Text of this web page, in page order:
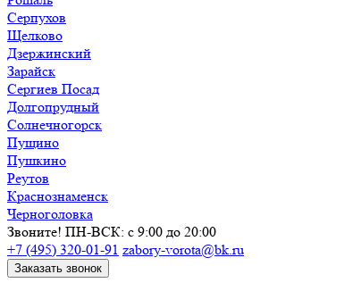
Серпухов
Щелково
Дзержинский
Зарайск
Сергиев Посад
Долгопрудный
Солнечногорск
Пущино
Пушкино
Реутов
Краснознаменск
Черноголовка
Звоните! ПН-ВСК: с 9:00 до 20:00
+7 (495) 320-01-91 zabory-vorota@bk.ru
Заказать звонок